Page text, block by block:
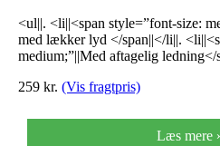
<ul||. <li||<span style=”font-size:
med lækker lyd </span||</li||.
medium;”||Med aftagelig ledning</
259 kr. (Vis fragtpris)
Læs mere